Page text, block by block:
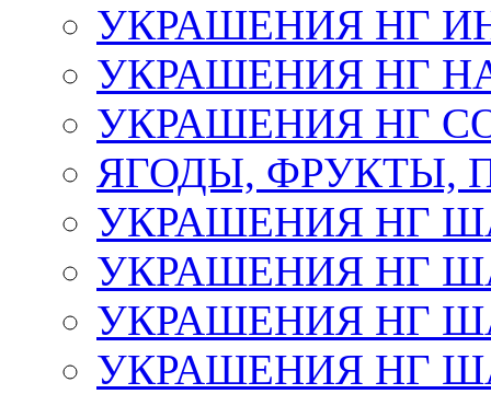
УКРАШЕНИЯ НГ
УКРАШЕНИЯ НГ
УКРАШЕНИЯ НГ
ЯГОДЫ, ФРУКТЫ,
УКРАШЕНИЯ НГ
УКРАШЕНИЯ НГ
УКРАШЕНИЯ НГ
УКРАШЕНИЯ НГ